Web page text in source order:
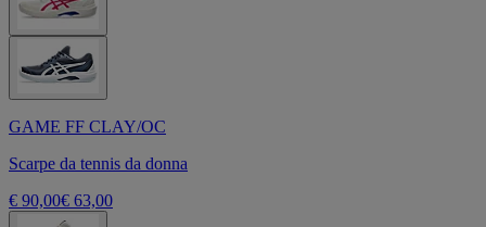
GAME FF CLAY/OC
Scarpe da tennis da donna
€ 90,00€ 63,00